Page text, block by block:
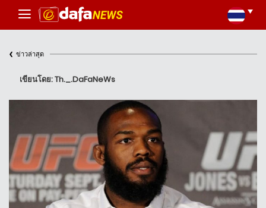
‹ ข่าวล่าสุด
เขียนโดย: Th._.DaFaNeWs